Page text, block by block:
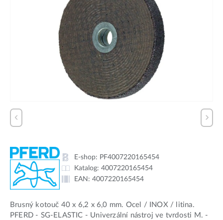
E-shop: PF4007220165454
Katalog: 4007220165454
EAN: 4007220165454
Brusný kotouč 40 x 6,2 x 6,0 mm. Ocel / INOX / litina.
PFERD - SG-ELASTIC - Univerzální nástroj ve tvrdosti M. -